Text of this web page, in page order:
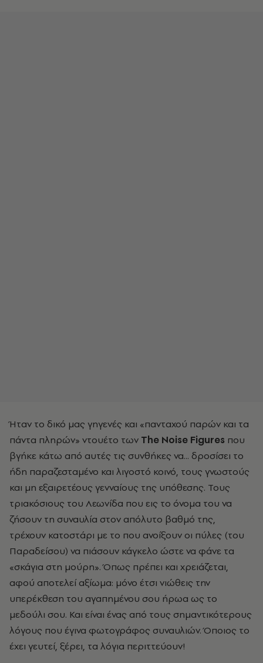
Ήταν το δικό μας γηγενές και «πανταχού παρών και τα
πάντα πληρών» ντουέτο των The Noise Figures που
βγήκε κάτω από αυτές τις συνθήκες να... δροσίσει το
ήδη παραζεσταμένο και λιγοστό κοινό, τους γνωστούς
και μη εξαιρετέους γενναίους της υπόθεσης. Τους
τριακόσιους του Λεωνίδα που εις το όνομα του να
ζήσουν τη συναυλία στον απόλυτο βαθμό της,
τρέχουν κατοστάρι με το που ανοίξουν οι πύλες (του
Παραδείσου) να πιάσουν κάγκελο ώστε να φάνε τα
«σκάγια στη μούρη». Όπως πρέπει και χρειάζεται,
αφού αποτελεί αξίωμα: μόνο έτσι νιώθεις την
υπερέκθεση του αγαπημένου σου ήρωα ως το
μεδούλι σου. Και είναι ένας από τους σημαντικότερους
λόγους που έγινα φωτογράφος συναυλιών. Όποιος το
έχει γευτεί, ξέρει, τα λόγια περιττεύουν!